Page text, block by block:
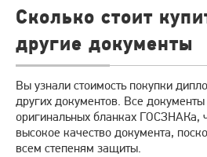
Сколько стоит
другие документы
Вы узнали стоимость покупки
других документов. Все документы
оригинальных бланках ГОСЗНАКа,
высокое качество документа,
всем степеням защиты.